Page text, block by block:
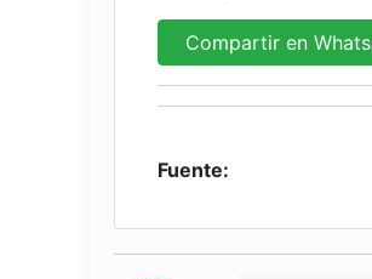
Compartir en
Fuente: